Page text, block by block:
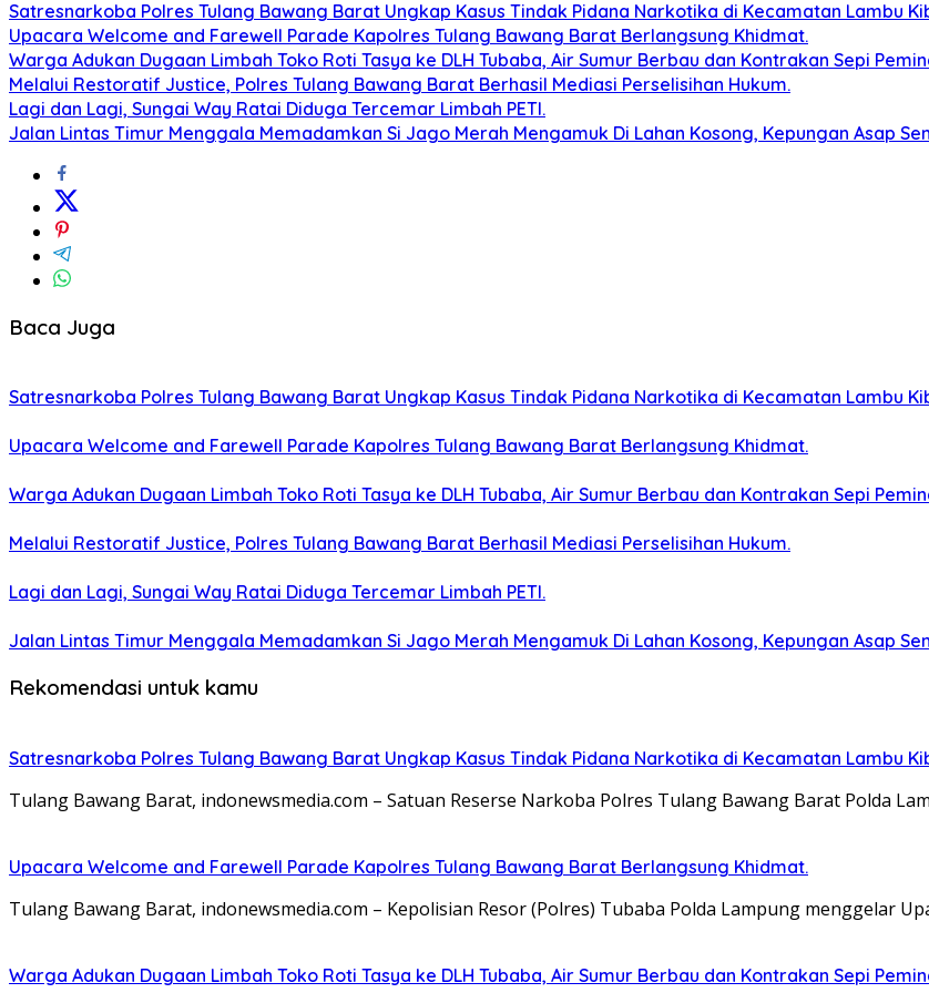
Satresnarkoba Polres Tulang Bawang Barat Ungkap Kasus Tindak Pidana Narkotika di Kecamatan Lambu
Upacara Welcome and Farewell Parade Kapolres Tulang Bawang Barat Berlangsung Khidmat.
Warga Adukan Dugaan Limbah Toko Roti Tasya ke DLH Tubaba, Air Sumur Berbau dan Kontrakan Sepi
Melalui Restoratif Justice, Polres Tulang Bawang Barat Berhasil Mediasi Perselisihan Hukum.
Lagi dan Lagi, Sungai Way Ratai Diduga Tercemar Limbah PETI.
Jalan Lintas Timur Menggala Memadamkan Si Jago Merah Mengamuk Di Lahan Kosong, Kepungan Asap
Baca Juga
Satresnarkoba Polres Tulang Bawang Barat Ungkap Kasus Tindak Pidana Narkotika di Kecamatan Lambu
Upacara Welcome and Farewell Parade Kapolres Tulang Bawang Barat Berlangsung Khidmat.
Warga Adukan Dugaan Limbah Toko Roti Tasya ke DLH Tubaba, Air Sumur Berbau dan Kontrakan Sepi
Melalui Restoratif Justice, Polres Tulang Bawang Barat Berhasil Mediasi Perselisihan Hukum.
Lagi dan Lagi, Sungai Way Ratai Diduga Tercemar Limbah PETI.
Jalan Lintas Timur Menggala Memadamkan Si Jago Merah Mengamuk Di Lahan Kosong, Kepungan Asap
Rekomendasi untuk kamu
Satresnarkoba Polres Tulang Bawang Barat Ungkap Kasus Tindak Pidana Narkotika di Kecamatan Lambu
Tulang Bawang Barat, indonewsmedia.com – Satuan Reserse Narkoba Polres Tulang Bawang Barat Polda
Upacara Welcome and Farewell Parade Kapolres Tulang Bawang Barat Berlangsung Khidmat.
Tulang Bawang Barat, indonewsmedia.com – Kepolisian Resor (Polres) Tubaba Polda Lampung menggelar
Warga Adukan Dugaan Limbah Toko Roti Tasya ke DLH Tubaba, Air Sumur Berbau dan Kontrakan Sepi